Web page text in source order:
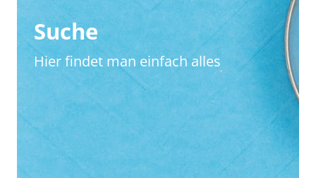
Suche
Hier findet man einfach alles